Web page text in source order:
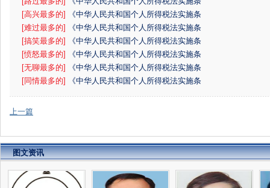
例》
[高兴最多的]
《中华人民共和国个人所得税法实施条
例》
[难过最多的]
《中华人民共和国个人所得税法实施条
例》
[搞笑最多的]
《中华人民共和国个人所得税法实施条
例》
[愤怒最多的]
《中华人民共和国个人所得税法实施条
例》
[无聊最多的]
《中华人民共和国个人所得税法实施条
例》
[同情最多的]
《中华人民共和国个人所得税法实施条
例》
上一篇
图文资讯